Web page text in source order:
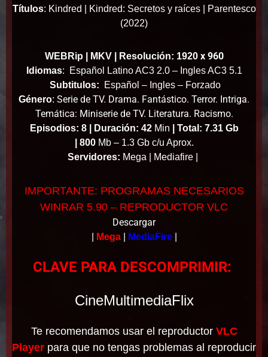
Títulos: Kindred |
Kindred: Secretos y raíces | Parentesco
(2022)
WEBRip | MKV | Resolución: 1920x 960
Idiomas:
Español Latino AC3 2.0 – Ingles AC3 5.1
Subtitulos: Español – Ingles – Forzado
Género: Serie de TV. Drama. Fantástico. Terror. Intriga.
Temática: Miniserie de TV. Literatura. Racismo.
Episodios: 8 | Duración: 42Min
Total: 7.31 Gb
800Mb – 1.3 Gb c/u Aprox.
Servidores: Mega | Mediafire |
IMPORTANTE: PROGRAMAS NECESARIOS
WINRAR 5.90 – REPRODUCTOR VLC
Descargar
Mega| MediaFire|
CLAVE PARA DESCOMPRIMIR:
CineMultimediaFlix
Te recomendamos usar el reproductor VLC
Player para que no tengas problemas al reproducir